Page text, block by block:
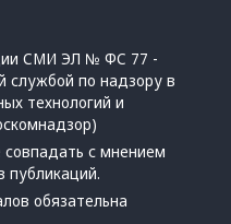
СМИ ЭЛ № ФС 77 -
службой по надзору в
технологий и
с мнением
публикаций.
обязательна